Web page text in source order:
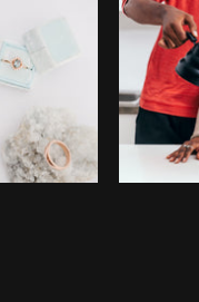
Copiar código